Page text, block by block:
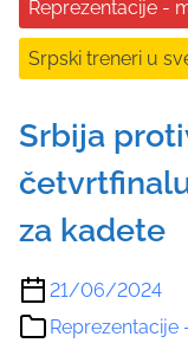
Reprezentacije -
Srpski treneri u
Srbija
za kadete
21/06/2024